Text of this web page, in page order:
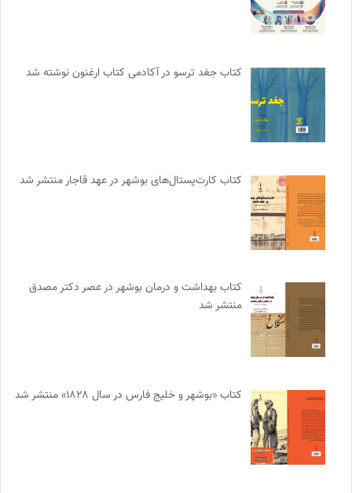
کتاب جغد ترسو در آکادمی کتاب ارغنون نوشته شد
کتاب کارت‌پستال‌های بوشهر در عهد قاجار منتشر شد
کتاب بهداشت و درمان بوشهر در عصر دکتر مصدق
منتشر شد
کتاب «بوشهر و خلیج فارس در سال ۱۸۲۸» منتشر شد